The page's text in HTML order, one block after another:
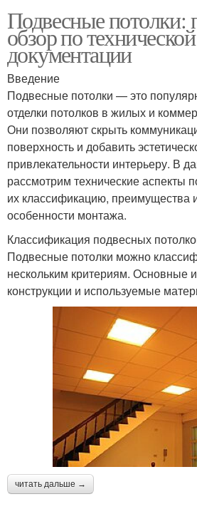
Подвесные потолки:
обзор по технической
документации
Введение
Подвесные потолки — это
отделки потолков в жилых и
Они позволяют скрыть
поверхность и добавить
привлекательности интерьеру. В
рассмотрим технические аспекты
их классификацию, преимущества
особенности монтажа.
Классификация подвесных
Подвесные потолки можно
нескольким критериям. Основные
конструкции и используемые
читать дальше →